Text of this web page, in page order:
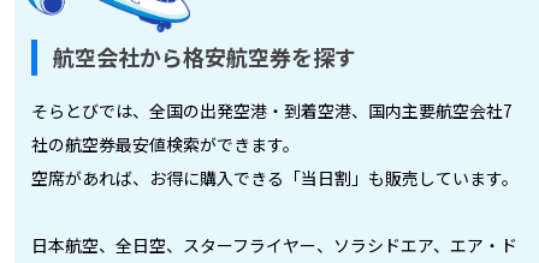
航空会社から格安航空券を探す
そらとびでは、全国の出発空港・到着空港、国内主要航空会社7
社の航空券最安値検索ができます。
空席があれば、お得に購入できる「当日割」も販売しています。
日本航空、全日空、スターフライヤー、ソラシドエア、エア・ド